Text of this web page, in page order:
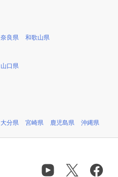
奈良県 和歌山県
山口県
大分県 宮崎県 鹿児島県 沖縄県